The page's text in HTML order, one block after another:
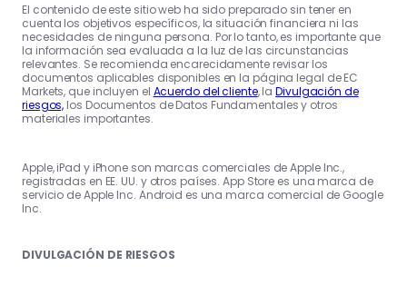
El contenido de este sitio web ha sido preparado sin tener en
cuenta los objetivos específicos, la situación financiera ni las
necesidades de ninguna persona. Por lo tanto, es importante que
la información sea evaluada a la luz de las circunstancias
relevantes. Se recomienda encarecidamente revisar los
documentos aplicables disponibles en la página legal de EC
Markets, que incluyen el Acuerdo del cliente, laDivulgación de
riesgos, los Documentos de Datos Fundamentales y otros
materiales importantes.
Apple, iPad y iPhone son marcas comerciales de Apple Inc.,
registradas en EE. UU. y otros países. App Store es una marca de
servicio de Apple Inc. Android es una marca comercial de Google
Inc.
DIVULGACIÓN DE RIESGOS